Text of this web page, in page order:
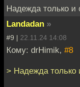
Надежда только и
Landadan »
#9 | 22.11.24 14:08
Кому: drHimik, #8
> Надежда только